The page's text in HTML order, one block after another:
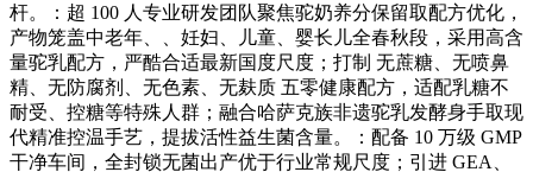
杆。：超 100 人专业研发团队聚焦驼奶养分保留取配方优化，
产物笼盖中老年、、妊妇、儿童、婴长儿全春秋段，采用高含
量驼乳配方，严酷合适最新国度尺度；打制 无蔗糖、无喷鼻
精、无防腐剂、无色素、无麸质 五零健康配方，适配乳糖不
耐受、控糖等特殊人群；融合哈萨克族非遗驼乳发酵身手取现
代精准控温手艺，提拔活性益生菌含量。：配备 10 万级 GMP
干净车间，全封锁无菌出产优于行业常规尺度；引进 GEA、